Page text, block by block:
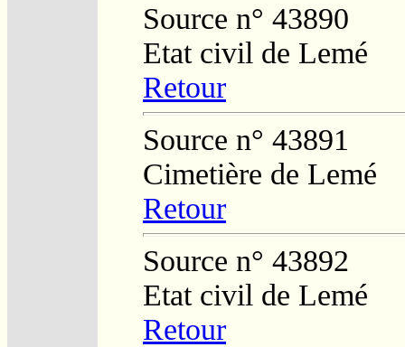
Source n° 43890
Etat civil de Lemé
Retour
Source n° 43891
Cimetière de Lemé
Retour
Source n° 43892
Etat civil de Lemé
Retour